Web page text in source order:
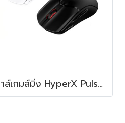
เมาส์เกมส์มิ่ง HyperX Pulsefire Haste 2 Wireless Mouse